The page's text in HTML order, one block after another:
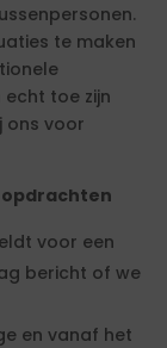
te maken
toe zijn
ons voor
opdrachten
voor een
bericht of we
en vanaf het